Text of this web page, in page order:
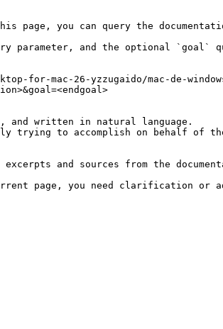
you can query the
parameter, and the optional `goal`
mac-26-yzzugaido/mac-de-windows-
and written in natural language.
trying to accomplish on behalf of
and sources from the
page, you need clarification